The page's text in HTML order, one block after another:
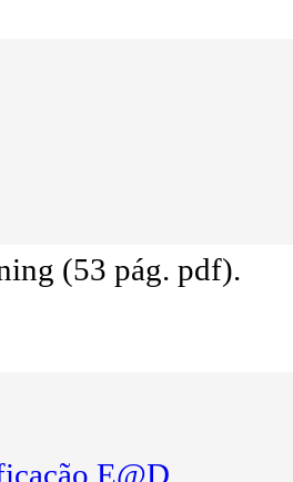
(53 pág. pdf).
E@D